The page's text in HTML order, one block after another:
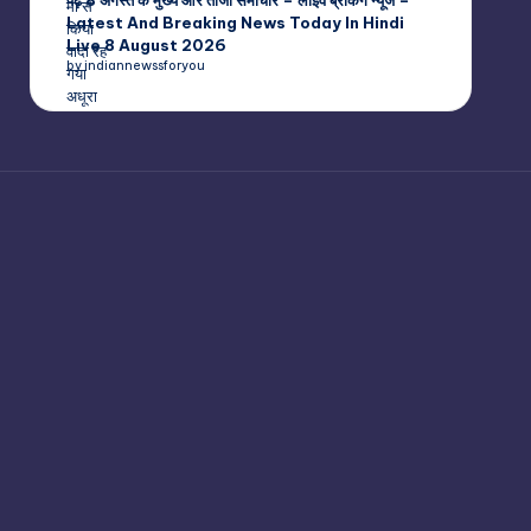
Latest And Breaking News Today In Hindi
Live 8 August 2026
by indiannewssforyou